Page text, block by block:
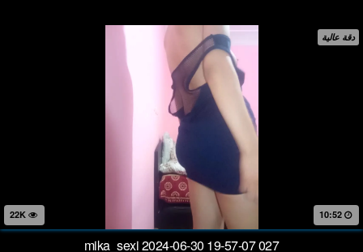
دقة عالية
10:52
mika_sexi 2024-06-30 19-57-07 027